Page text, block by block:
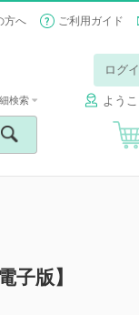
方へ ご利用ガイド
ログ
よう
検索
子版】